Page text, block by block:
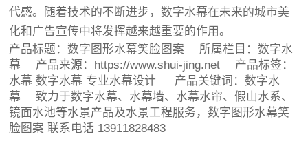
代感。随着技术的不断进步，数字水幕在未来的城市美
化和广告宣传中将发挥越来越重要的作用。
产品标题：数字图形水幕笑脸图案 所属栏目：数字水
幕 产品来源：https://www.shui-jing.net 产品标签：
水幕 数字水幕 专业水幕设计 产品关键词：数字水
幕 致力于数字水幕、水幕墙、水幕水帘、假山水系、
镜面水池等水景产品及水景工程服务，数字图形水幕笑
脸图案 联系电话 13911828483